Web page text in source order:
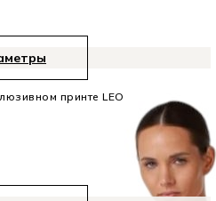
принте LEO